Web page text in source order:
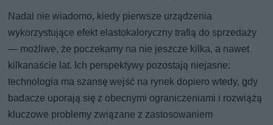
Nadal nie wiadomo, kiedy pierwsze urządzenia
wykorzystujące efekt elastokaloryczny trafią do sprzedaży
— możliwe, że poczekamy na nie jeszcze kilka, a nawet
kilkanaście lat. Ich perspektywy pozostają niejasne:
technologia ma szansę wejść na rynek dopiero wtedy, gdy
badacze uporają się z obecnymi ograniczeniami i rozwiążą
kluczowe problemy związane z zastosowaniem